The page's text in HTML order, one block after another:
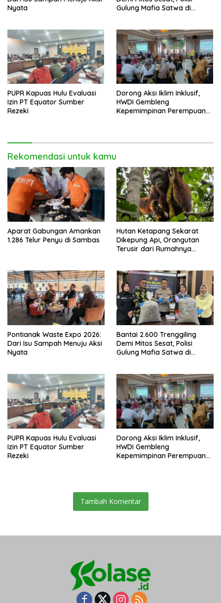
Nyata
Gulung Mafia Satwa di
PUPR Kapuas Hulu Evaluasi
Izin PT Equator Sumber
Rezeki
Dorong Aksi Iklim Inklusif,
HWDI Gembleng
Kepemimpinan Perempuan
Rekomendasi untuk kamu
Aparat Gabungan Amankan
1.286 Telur Penyu di Sambas
Hutan Ketapang Sekarat
Dikepung Api, Orangutan
Terusir dari Rumahnya
Pontianak Waste Expo 2026:
Dari Isu Sampah Menuju Aksi
Nyata
Bantai 2.600 Trenggiling
Demi Mitos Sesat, Polisi
Gulung Mafia Satwa di
PUPR Kapuas Hulu Evaluasi
Izin PT Equator Sumber
Rezeki
Dorong Aksi Iklim Inklusif,
HWDI Gembleng
Kepemimpinan Perempuan
Tambah Komentar